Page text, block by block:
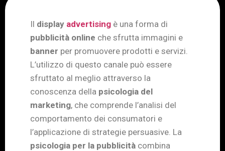
Il display advertising è una forma di
pubblicità online che sfrutta immagini e
banner per promuovere prodotti e servizi.
L’utilizzo di questo canale può essere
sfruttato al meglio attraverso la
conoscenza della psicologia del
marketing, che comprende l’analisi del
comportamento dei consumatori e
l’applicazione di strategie persuasive. La
psicologia per la pubblicità combina